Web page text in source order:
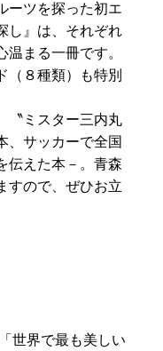
ーツを探った初エ
し』は、それぞれ
まる一冊です。
（８種類）も特別
〝ミスター三内丸
、サッカーで全国
伝えた本－。青森
すので、ぜひお立
世界で最も美しい